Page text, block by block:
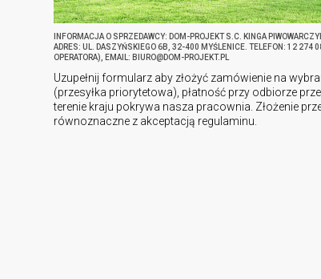
INFORMACJA O SPRZEDAWCY: DOM-PROJEKT S.C. KINGA
ADRES: UL. DASZYŃSKIEGO 6B, 32-400 MYŚLENICE. TELEFON: 12 274
OPERATORA), EMAIL: BIURO@DOM-PROJEKT.PL
Uzupełnij formularz aby złożyć zamówienie na
(przesyłka priorytetowa), płatność przy odbiorze
terenie kraju pokrywa nasza pracownia. Złożenie
równoznaczne z akceptacją regulaminu.